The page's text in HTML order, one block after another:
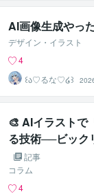
AI画像生成やっ
デザイン・イラスト
4
꒰ა♡るな♡໒꒱
🎨 AIイラストで
る技術──ビック
ぶ「観察と翻訳
記事
コラム
4